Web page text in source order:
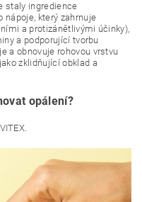
staly ingredience
nápoje, který zahrnuje
a protizánětlivými účinky),
a podporující tvorbu
a obnovuje rohovou vrstvu
zklidňující obklad a
opálení?